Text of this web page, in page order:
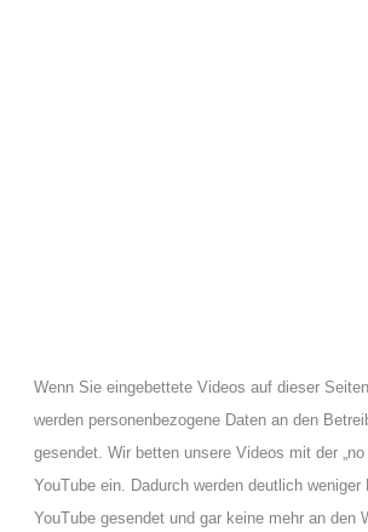
Wenn Sie eingebettete Videos auf dieser
werden personenbezogene Daten an den
gesendet. Wir betten unsere Videos mit der
YouTube ein. Dadurch werden deutlich weniger
YouTube gesendet und gar keine mehr an den